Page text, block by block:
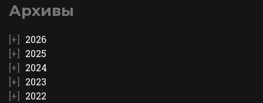
Архивы
2026
2025
2024
2023
2022